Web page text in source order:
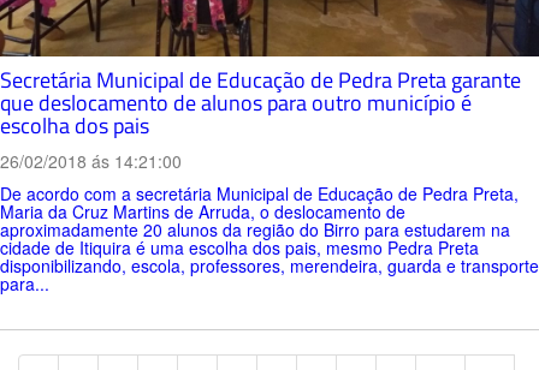
Secretária Municipal de Educação de Pedra Preta garante
que deslocamento de alunos para outro município é
escolha dos pais
26/02/2018 ás 14:21:00
De acordo com a secretária Municipal de Educação de Pedra Preta,
Maria da Cruz Martins de Arruda, o deslocamento de
aproximadamente 20 alunos da região do Birro para estudarem na
cidade de Itiquira é uma escolha dos pais, mesmo Pedra Preta
disponibilizando, escola, professores, merendeira, guarda e transporte
para...